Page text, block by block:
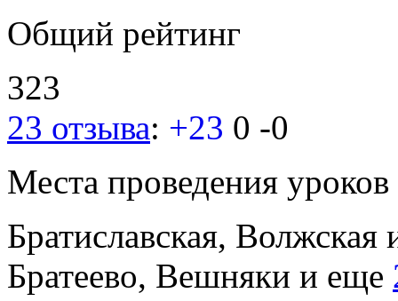
Общий рейтинг
323
23 отзыва: +23 0 -0
Места проведения уроков
Братиславская, Волжская
Братеево, Вешняки и еще